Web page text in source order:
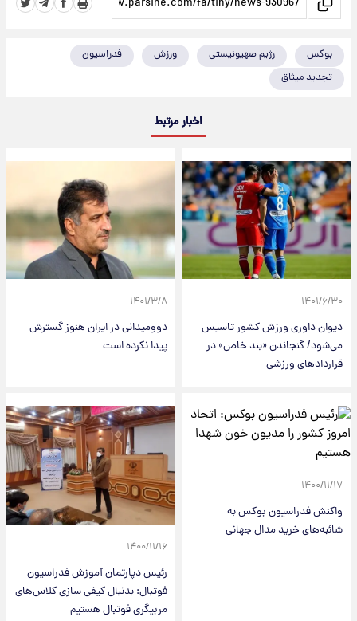
بوکس رژیم صهیونیستی ورزش
فدراسیون
تجدید میثاق
اخبار مرتبط
۱۴۰۱/۶/۳۰
دیوان داوری ورزش کشور تاسیس
می‌شود/ گنجاندن «بند خاص» در
قراردادهای ورزشی
۱۴۰۱/۳/۸
دوومیدانی در ایران هنوز گسترش
پیدا نکرده‌ است
۱۴۰۰/۱۱/۱۷
واکنش فدراسیون بوکس به
شائبه‌های خرید مدال جهانی
۱۴۰۰/۱۱/۱۶
رئیس دپارتمان آموزش فدراسیون
فوتبال: بدنبال کیفی سازی کلاس‌های
مربیگری فوتبال هستیم